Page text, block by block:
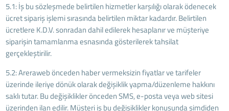
5.1: İş bu sözleşmede belirtilen hizmetler karşılığı olarak ödenecek
ücret sipariş işlemi sırasında belirtilen miktar kadardır. Belirtilen
ücretlere K.D.V. sonradan dahil edilerek hesaplanır ve müşteriye
siparişin tamamlanma esnasında gösterilerek tahsilat
gerçekleştirilir.
5.2: Areraweb önceden haber vermeksizin fiyatlar ve tarifeler
üzerinde ileriye dönük olarak değişiklik yapma/düzenleme hakkını
saklı tutar. Bu değişiklikler önceden SMS, e-posta veya web sitesi
üzerinden ilan edilir. Müşteri iş bu değişiklikler konusunda şimdiden